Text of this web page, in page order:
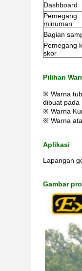
Dashboard
Pemegang
minuman
Bagian
Pemegang
skor
Pilihan
※ Warna
dibuat pada
※ Warna
※ Warna
Aplikasi
Lapangan
Gambar